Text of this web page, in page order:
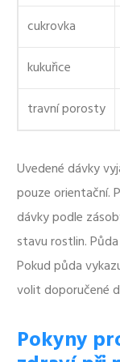
cukrovka
kukuřice
travní porosty
Uvedené dávky
pouze orientační.
dávky podle
stavu rostlin.
Pokud půda
volit doporučené
Pokyny